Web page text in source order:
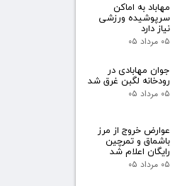
مهاباد به اماکن
سرپوشیده ورزشی
نیاز دارد
۰۵ مرداد ۰۵
جوان مهابادی در
رودخانه لگبن غرق شد
۰۵ مرداد ۰۵
عوارض خروج از مرز
باشماق و تمرچین
رایگان اعلام شد
۰۵ مرداد ۰۵